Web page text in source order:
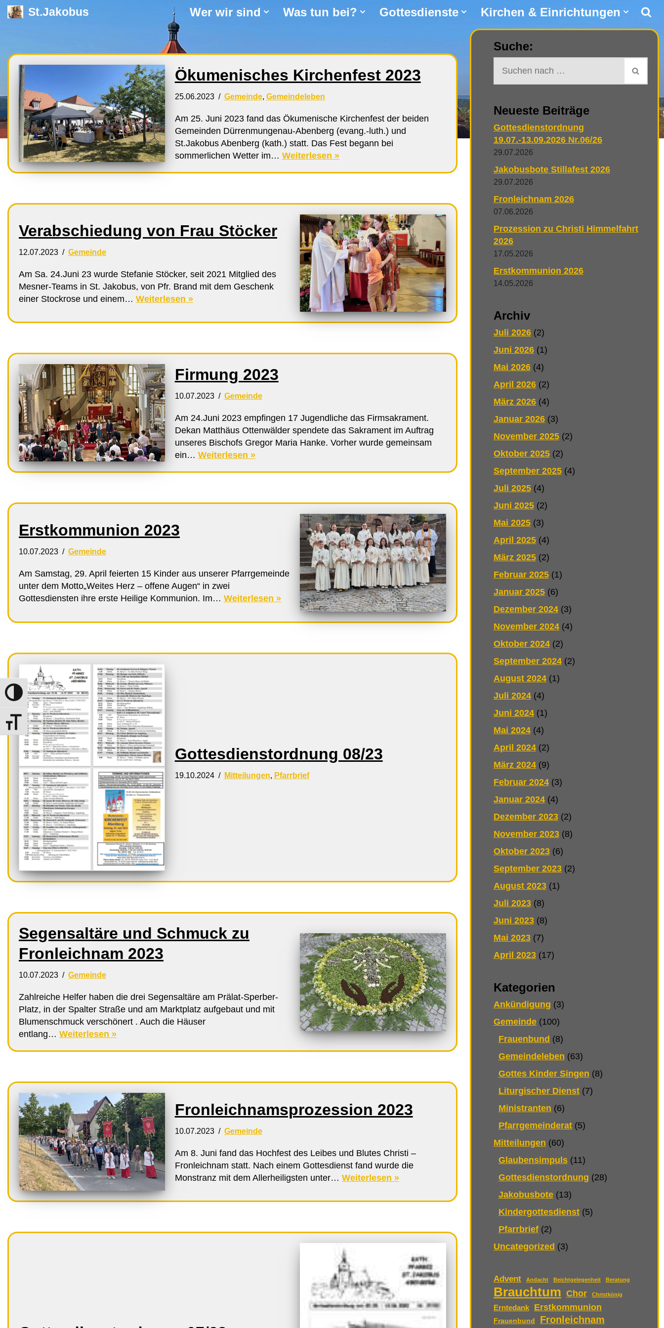
Umschalten auf hohe Kontraste
Schrift vergrößern
springen
St.Jakobus Wer wir sind Was tun bei? Gottesdienste Kirchen & Einrichtungen
Ökumenisches Kirchenfest 2023
25.06.2023 Gemeinde, Gemeindeleben
Am 25. Juni 2023 fand das Ökumenische Kirchenfest der beiden
Gemeinden Dürrenmungenau-Abenberg (evang.-luth.) und
St.Jakobus Abenberg (kath.) statt. Das Fest begann bei
sommerlichen Wetter im… Weiterlesen »
Verabschiedung von Frau Stöcker
12.07.2023 Gemeinde
Am Sa. 24.Juni 23 wurde Stefanie Stöcker, seit 2021 Mitglied des
Mesner-Teams in St. Jakobus, von Pfr. Brand mit dem Geschenk
einer Stockrose und einem… Weiterlesen »
Firmung 2023
10.07.2023 Gemeinde
Am 24.Juni 2023 empfingen 17 Jugendliche das Firmsakrament.
Dekan Matthäus Ottenwälder spendete das Sakrament im Auftrag
unseres Bischofs Gregor Maria Hanke. Vorher wurde gemeinsam
ein… Weiterlesen »
Erstkommunion 2023
10.07.2023 Gemeinde
Am Samstag, 29. April feierten 15 Kinder aus unserer Pfarrgemeinde
unter dem Motto„Weites Herz – offene Augen“ in zwei
Gottesdiensten ihre erste Heilige Kommunion. Im… Weiterlesen »
Gottesdienstordnung 08/23
19.10.2024 Mitteilungen Pfarrbrief
Segensaltäre und Schmuck zu
Fronleichnam 2023
10.07.2023 Gemeinde
Zahlreiche Helfer haben die drei Segensaltäre am Prälat-Sperber-
Platz, in der Spalter Straße und am Marktplatz aufgebaut und mit
Blumenschmuck verschönert . Auch die Häuser
entlang… Weiterlesen »
Fronleichnamsprozession 2023
10.07.2023 Gemeinde
Am 8. Juni fand das Hochfest des Leibes und Blutes Christi –
Fronleichnam statt. Nach einem Gottesdienst fand wurde die
Monstranz mit dem Allerheiligsten unter… Weiterlesen »
Suche:
Neueste Beiträge
Gottesdienstordnung
19.07.-13.09.2026 Nr.06/26
29.07.2026
Jakobusbote Stillafest 2026
29.07.2026
Fronleichnam 2026
07.06.2026
Prozession zu Christi Himmelfahrt
2026
17.05.2026
Erstkommunion 2026
14.05.2026
Archiv
Juli 2026(2)
Juni 2026(1)
Mai 2026(4)
April 2026(2)
März 2026(4)
Januar 2026(3)
November 2025(2)
Oktober 2025(2)
September 2025(4)
Juli 2025(4)
Juni 2025(2)
Mai 2025(3)
April 2025(4)
März 2025(2)
Februar 2025(1)
Januar 2025(6)
Dezember 2024(3)
November 2024(4)
Oktober 2024(2)
September 2024(2)
August 2024(1)
Juli 2024(4)
Juni 2024(1)
Mai 2024(4)
April 2024(2)
März 2024(9)
Februar 2024(3)
Januar 2024(4)
Dezember 2023(2)
November 2023(8)
Oktober 2023(6)
September 2023(2)
August 2023(1)
Juli 2023(8)
Juni 2023(8)
Mai 2023(7)
April 2023(17)
Kategorien
Ankündigung (3)
Gemeinde(100)
Frauenbund (8)
Gemeindeleben (63)
Gottes Kinder Singen (8)
Liturgischer Dienst(7)
Ministranten (6)
Pfarrgemeinderat(5)
Mitteilungen (60)
Glaubensimpuls(11)
Gottesdienstordnung (28)
Jakobusbote(13)
Kindergottesdienst(5)
Pfarrbrief(2)
Uncategorized (3)
Advent Andacht Beichtgelegenheit Beratung
Brauchtum Chor Christkönig
Erntedank Erstkommunion
Frauenbund Fronleichnam